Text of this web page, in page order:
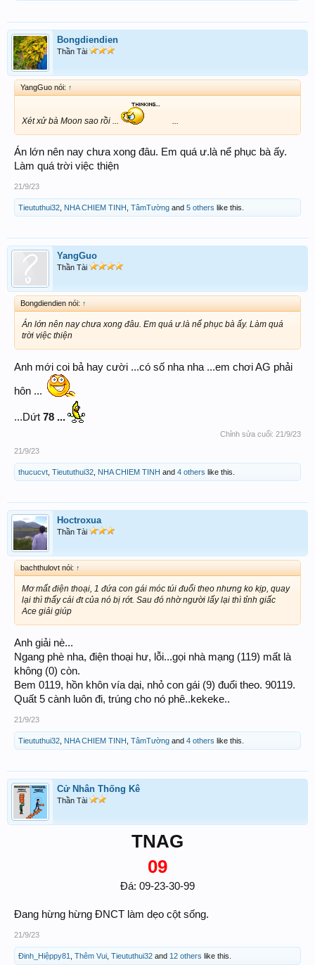
Bongdiendien
Thần Tài
YangGuo nói: ↑
Xét xử bà Moon sao rồi ...
Án lớn nên nay chưa xong đâu. Em quá ư.là nể phục bà ấy.
Làm quá trời việc thiện
21/9/23
Tieututhui32 NHA CHIEM TINH TâmTường and 5 others like this.
YangGuo
Thần Tài
Bongdiendien nói: ↑
Án lớn nên nay chưa xong đâu. Em quá ư.là nể phục bà ấy. Làm quá
trời việc thiện
Anh mới coi bả hay cười ...có số nha nha ...em chơi AG phải
hôn ...
...Dứt 78 ...
Chỉnh sửa cuối: 21/9/23
21/9/23
thucucvt Tieututhui32 NHA CHIEM TINH and 4 others like this.
Hoctroxua
Thần Tài
bachthulovt nói: ↑
Mơ mất điện thoại, 1 đứa con gái móc túi đuổi theo nhưng ko kịp, quay
lại thì thấy cái đt của nó bị rớt. Sau đó nhờ người lấy lại thì tỉnh giấc
Ace giải giúp
Anh giải nè...
Ngang phè nha, điện thoại hư, lỗi...gọi nhà mạng (119) mất là
không (0) còn.
Bem 0119, hồn khôn vía dại, nhỏ con gái (9) đuổi theo. 90119.
Quất 5 cành luôn đi, trúng cho nó phê..kekeke..
21/9/23
Tieututhui32 NHA CHIEM TINH TâmTường and 4 others like this.
Cử Nhân Thống Kê
Thần Tài
TNAG
09
Đá: 09-23-30-99
Đang hừng hừng ĐNCT làm dẹo cột sống.
21/9/23
Đinh_Hiệppy81 Thêm Vui Tieututhui32 and 12 others like this.